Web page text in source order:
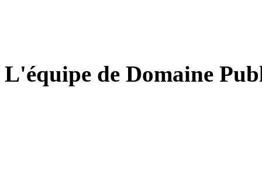
L'équipe de Domaine